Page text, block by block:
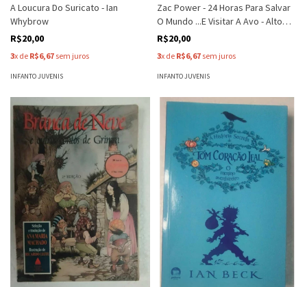
A Loucura Do Suricato - Ian
Whybrow
R$20,00
3x de R$6,67 sem juros
INFANTO JUVENIS
Zac Power - 24 Horas Para Salvar
O Mundo ...E Visitar A Avo - Alto
Risco - H I Larry
R$20,00
3x de R$6,67 sem juros
INFANTO JUVENIS